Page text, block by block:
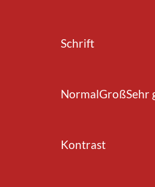
Schrift
NormalGroßSehr
Kontrast